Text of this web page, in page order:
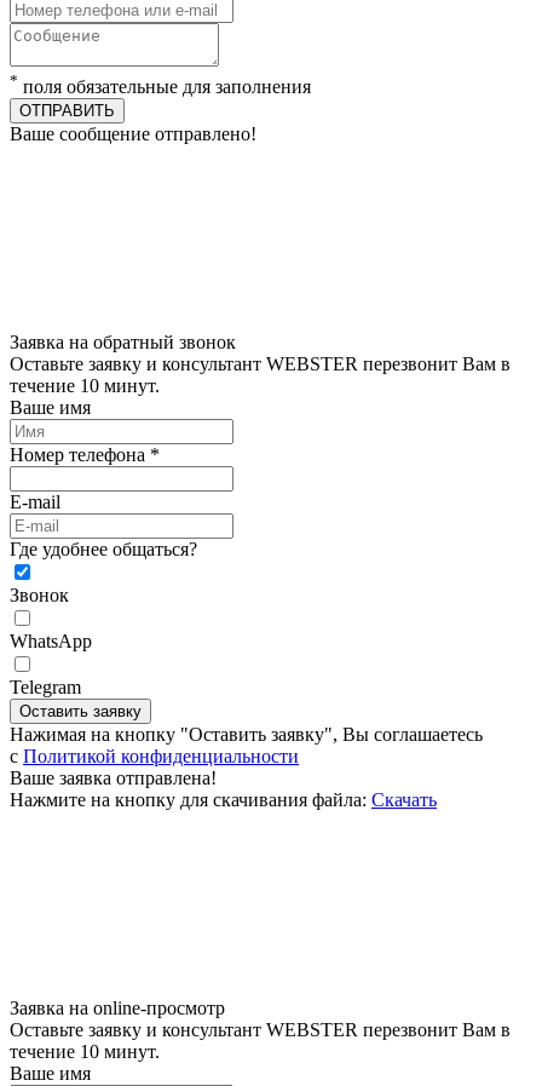
* поля обязательные для заполнения
ОТПРАВИТЬ
Ваше сообщение отправлено!
Заявка на обратный звонок
Оставьте заявку и консультант WEBSTER перезвонит Вам в
течение 10 минут.
Ваше имя
Номер телефона *
E-mail
Где удобнее общаться?
Звонок
WhatsApp
Telegram
Оставить заявку
Нажимая на кнопку "Оставить заявку", Вы соглашаетесь
c Политикой конфиденциальности
Ваше заявка отправлена!
Нажмите на кнопку для скачивания файла: Скачать
Заявка на online-просмотр
Оставьте заявку и консультант WEBSTER перезвонит Вам в
течение 10 минут.
Ваше имя